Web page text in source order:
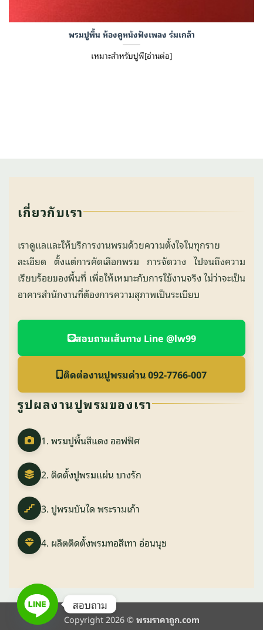
พรมปูพื้น ห้องดูหนังฟังเพลง ร่มเกล้า
เหมาะสำหรับปูพื[อ่านต่อ]
เกี่ยวกับเรา
เราดูแลและให้บริการงานพรมด้วยความตั้งใจในทุกราย
ละเอียด ตั้งแต่การคัดเลือกพรม การจัดวาง ไปจนถึงความ
เรียบร้อยของพื้นที่ เพื่อให้เหมาะกับการใช้งานจริง ไม่ว่าจะเป็น
อาคารสำนักงานที่ต้องการความสุภาพเป็นระเบียบ
สอบถามเส้นทาง Line @lw99
ติดต่องานปูพรมด่วน 092-7766-007
รูปผลงานปูพรมของเรา
1. พรมปูพื้นสีแดง ออฟฟิศ
2. ติดตั้งปูพรมแผ่น บางรัก
3. ปูพรมบันได พระรามเก้า
4. ผลิตติดตั้งพรมทอสีเทา อ่อนนุช
Copyright 2026 ©พรมราคาถูก.com
สอบถาม